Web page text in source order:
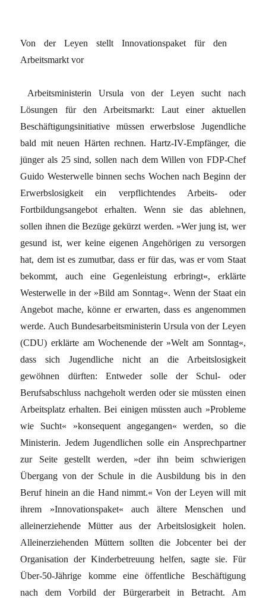
Von der Leyen stellt Innovationspaket für den
Arbeitsmarkt vor
Arbeitsministerin Ursula von der Leyen sucht nach
Lösungen für den Arbeitsmarkt: Laut einer aktuellen
Beschäftigungsinitiative müssen erwerbslose Jugendliche
bald mit neuen Härten rechnen. Hartz-IV-Empfänger, die
jünger als 25 sind, sollen nach dem Willen von FDP-Chef
Guido Westerwelle binnen sechs Wochen nach Beginn der
Erwerbslosigkeit ein verpflichtendes Arbeits- oder
Fortbildungsangebot erhalten. Wenn sie das ablehnen,
sollen ihnen die Bezüge gekürzt werden. »Wer jung ist, wer
gesund ist, wer keine eigenen Angehörigen zu versorgen
hat, dem ist es zumutbar, dass er für das, was er vom Staat
bekommt, auch eine Gegenleistung erbringt«, erklärte
Westerwelle in der »Bild am Sonntag«. Wenn der Staat ein
Angebot mache, könne er erwarten, dass es angenommen
werde. Auch Bundesarbeitsministerin Ursula von der Leyen
(CDU) erklärte am Wochenende der »Welt am Sonntag«,
dass sich Jugendliche nicht an die Arbeitslosigkeit
gewöhnen dürften: Entweder solle der Schul- oder
Berufsabschluss nachgeholt werden oder sie müssten einen
Arbeitsplatz erhalten. Bei einigen müssten auch »Probleme
wie Sucht« »konsequent angegangen« werden, so die
Ministerin. Jedem Jugendlichen solle ein Ansprechpartner
zur Seite gestellt werden, »der ihn beim schwierigen
Übergang von der Schule in die Ausbildung bis in den
Beruf hinein an die Hand nimmt.« Von der Leyen will mit
ihrem »Innovationspaket« auch ältere Menschen und
alleinerziehende Mütter aus der Arbeitslosigkeit holen.
Alleinerziehenden Müttern sollten die Jobcenter bei der
Organisation der Kinderbetreuung helfen, sagte sie. Für
Über-50-Jährige komme eine öffentliche Beschäftigung
nach dem Vorbild der Bürgerarbeit in Betracht. Am